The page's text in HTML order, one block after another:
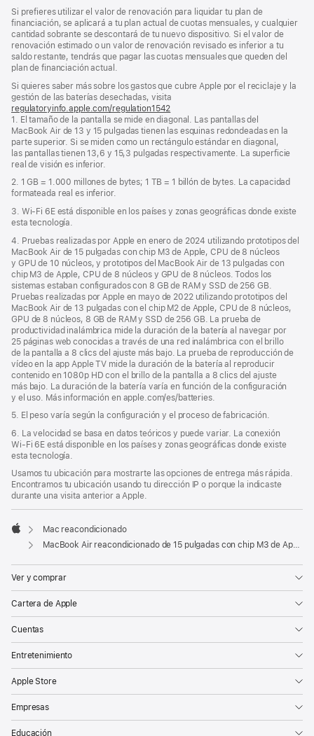
Si prefieres utilizar el valor de renovación para liquidar tu plan de
financiación, se aplicará a tu plan actual de cuotas mensuales, y cualquier
cantidad sobrante se descontará de tu nuevo dispositivo. Si el valor de
renovación estimado o un valor de renovación revisado es inferior a tu
saldo restante, tendrás que pagar las cuotas mensuales que queden del
plan de financiación actual.
Si quieres saber más sobre los gastos que cubre Apple por el reciclaje y la
gestión de las baterías desechadas, visita
regulatoryinfo.apple.com/regulation1542
abre
en
una
ventana
1. El tamaño de la pantalla se mide en diagonal. Las pantallas del
MacBook Air de 13 y 15 pulgadas tienen las esquinas redondeadas en la
parte superior. Si se miden como un rectángulo estándar en diagonal,
las pantallas tienen 13,6 y 15,3 pulgadas respectivamente. La superficie
real de visión es inferior.
2. 1 GB = 1.000 millones de bytes; 1 TB = 1 billón de bytes. La capacidad
formateada real es inferior.
3. Wi‑Fi 6E está disponible en los países y zonas geográficas donde existe
esta tecnología.
4. Pruebas realizadas por Apple en enero de 2024 utilizando prototipos del
MacBook Air de 15 pulgadas con chip M3 de Apple, CPU de 8 núcleos
y GPU de 10 núcleos, y prototipos del MacBook Air de 13 pulgadas con
chip M3 de Apple, CPU de 8 núcleos y GPU de 8 núcleos. Todos los
sistemas estaban configurados con 8 GB de RAM y SSD de 256 GB.
Pruebas realizadas por Apple en mayo de 2022 utilizando prototipos del
MacBook Air de 13 pulgadas con el chip M2 de Apple, CPU de 8 núcleos,
GPU de 8 núcleos, 8 GB de RAM y SSD de 256 GB. La prueba de
productividad inalámbrica mide la duración de la batería al navegar por
25 páginas web conocidas a través de una red inalámbrica con el brillo
de la pantalla a 8 clics del ajuste más bajo. La prueba de reproducción de
vídeo en la app Apple TV mide la duración de la batería al reproducir
contenido en 1080p HD con el brillo de la pantalla a 8 clics del ajuste
más bajo. La duración de la batería varía en función de la configuración
y el uso. Más información en apple.com/es/batteries.
5. El peso varía según la configuración y el proceso de fabricación.
6. La velocidad se basa en datos teóricos y puede variar. La conexión
Wi‑Fi 6E está disponible en los países y zonas geográficas donde existe
esta tecnología.
Usamos tu ubicación para mostrarte las opciones de entrega más rápida.
Encontramos tu ubicación usando tu dirección IP o porque la indicaste
durante una visita anterior a Apple.
Apple
Mac reacondicionado
MacBook Air reacondicionado de 15 pulgadas con chip M3 de Apple, CPU de 8 núcleos y GPU de 10 núcleos - Blanco estrella
Ver y comprar
Cartera de Apple
Cuentas
Entretenimiento
Apple Store
Empresas
Educación